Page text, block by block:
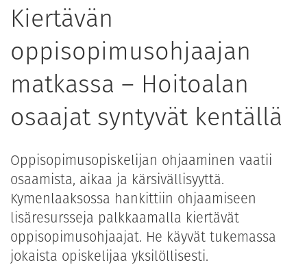
Kiertävän
oppisopimusohjaajan
matkassa – Hoitoalan
osaajat syntyvät kentällä
Oppisopimusopiskelijan ohjaaminen vaatii
osaamista, aikaa ja kärsivällisyyttä.
Kymenlaaksossa hankittiin ohjaamiseen
lisäresursseja palkkaamalla kiertävät
oppisopimusohjaajat. He käyvät tukemassa
jokaista opiskelijaa yksilöllisesti.